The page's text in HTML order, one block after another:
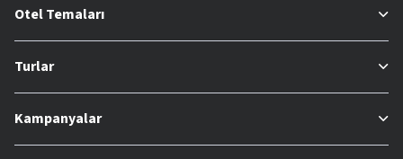
Otel Temaları
Turlar
Kampanyalar